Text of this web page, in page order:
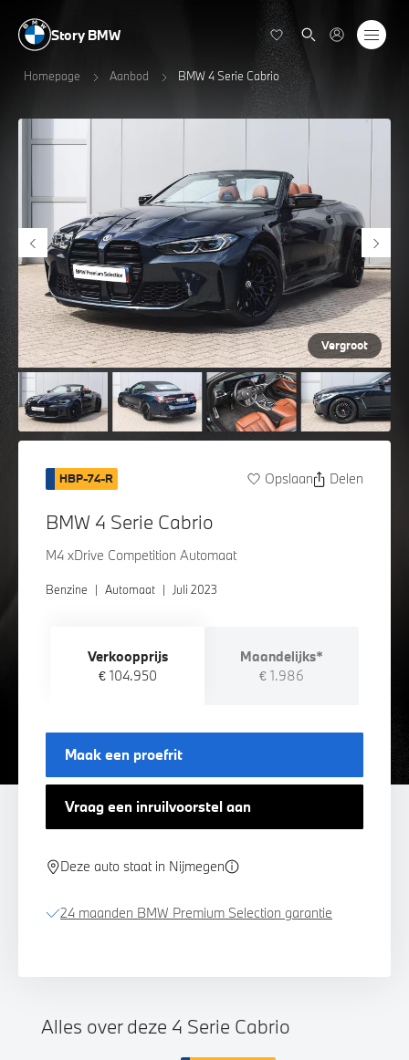
Story BMW
Homepage Aanbod BMW 4 Serie Cabrio
Vergroot
HBP-74-R Opslaan Delen
BMW 4 Serie Cabrio
M4 xDrive Competition Automaat
Benzine | Automaat | Juli 2023
Verkoopprijs
€ 104.950
Maandelijks*
€ 1.986
Maak een proefrit
Vraag een inruilvoorstel aan
Deze auto staat in Nijmegen
24 maanden BMW Premium Selection garantie
Alles over deze 4 Serie Cabrio